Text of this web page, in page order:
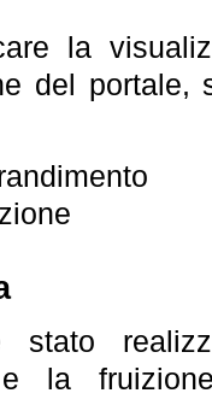
la
del portale,
e la